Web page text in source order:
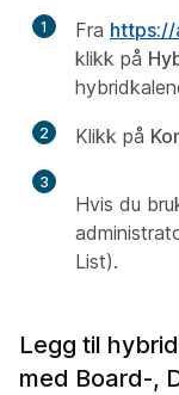
1 Fra https://
klikk på
2 Klikk på
3
Hvis du
List).
Legg til
med Board-,